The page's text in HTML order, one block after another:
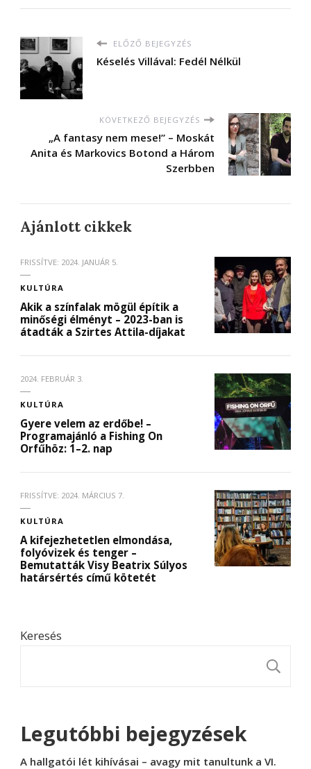
ELŐZŐ BEJEGYZÉS
Késelés Villával: Fedél Nélkül
KÖVETKEZŐ BEJEGYZÉS
„A fantasy nem mese!” – Moskát
Anita és Markovics Botond a Három
Szerbben
Ajánlott cikkek
FRISSÍTVE: 2024. JANUÁR 5.
KULTÚRA
Akik a színfalak mögül építik a
minőségi élményt – 2023-ban is
átadták a Szirtes Attila-díjakat
2024. FEBRUÁR 3.
KULTÚRA
Gyere velem az erdőbe! –
Programajánló a Fishing On
Orfűhöz: 1–2. nap
FRISSÍTVE: 2024. MÁRCIUS 7.
KULTÚRA
A kifejezhetetlen elmondása,
folyóvizek és tenger –
Bemutatták Visy Beatrix Súlyos
határsértés című kötetét
Keresés
Legutóbbi bejegyzések
A hallgatói lét kihívásai – avagy mit tanultunk a VI.